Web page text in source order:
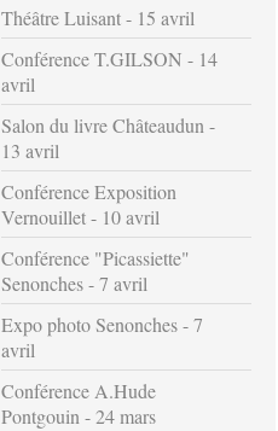
Théâtre Luisant - 15 avril
Conférence T.GILSON - 14
avril
Salon du livre Châteaudun -
13 avril
Conférence Exposition
Vernouillet - 10 avril
Conférence "Picassiette"
Senonches - 7 avril
Expo photo Senonches - 7
avril
Conférence A.Hude
Pontgouin - 24 mars